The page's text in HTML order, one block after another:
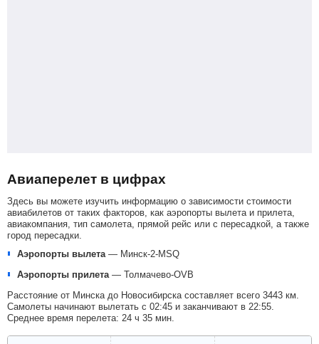
Авиаперелет в цифрах
Здесь вы можете изучить информацию о зависимости стоимости
авиабилетов от таких факторов, как аэропорты вылета и прилета,
авиакомпания, тип самолета, прямой рейс или с пересадкой, а также
город пересадки.
Аэропорты вылета — Минск-2-MSQ
Аэропорты прилета — Толмачево-OVB
Расстояние от Минска до Новосибирска составляет всего 3443 км.
Самолеты начинают вылетать с 02:45 и заканчивают в 22:55.
Среднее время перелета: 24 ч 35 мин.